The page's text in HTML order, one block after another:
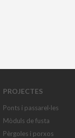
PROJECTES
Ponts i passarel·les
Mòduls de fusta
Pèrgoles i porxos